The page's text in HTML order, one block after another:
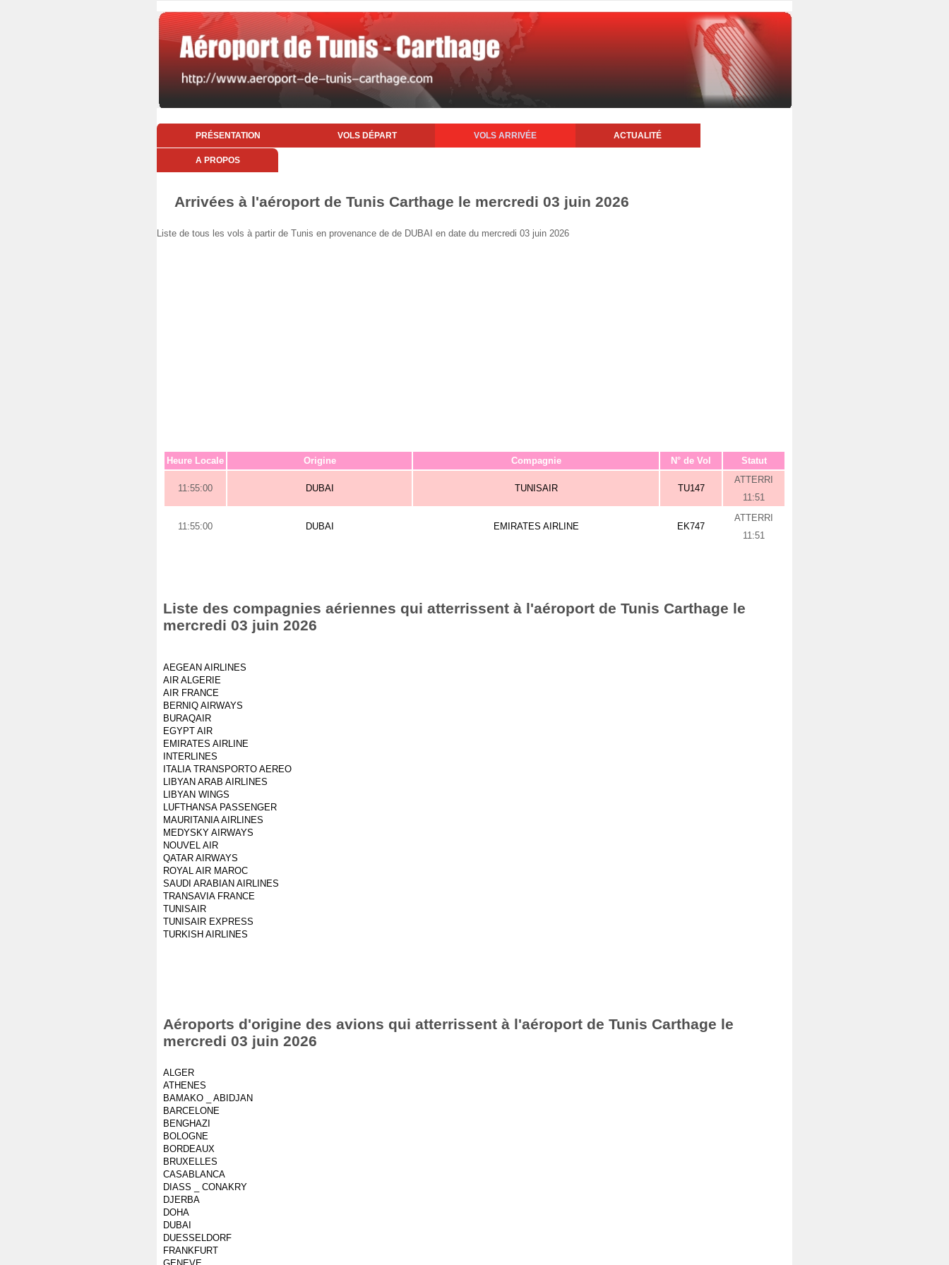
PRÉSENTATION VOLS DÉPART VOLS ARRIVÉE ACTUALITÉ
A PROPOS
Arrivées à l'aéroport de Tunis Carthage le mercredi 03 juin 2026
Liste de tous les vols à partir de Tunis en provenance de de DUBAI en date du mercredi 03 juin 2026
Heure Locale Origine Compagnie N° de Vol Statut
11:55:00 DUBAI TUNISAIR TU147
ATTERRI
11:51
11:55:00 DUBAI EMIRATES AIRLINE EK747
ATTERRI
11:51
Liste des compagnies aériennes qui atterrissent à l'aéroport de Tunis Carthage le
mercredi 03 juin 2026
AEGEAN AIRLINES
AIR ALGERIE
AIR FRANCE
BERNIQ AIRWAYS
BURAQAIR
EGYPT AIR
EMIRATES AIRLINE
INTERLINES
ITALIA TRANSPORTO AEREO
LIBYAN ARAB AIRLINES
LIBYAN WINGS
LUFTHANSA PASSENGER
MAURITANIA AIRLINES
MEDYSKY AIRWAYS
NOUVEL AIR
QATAR AIRWAYS
ROYAL AIR MAROC
SAUDI ARABIAN AIRLINES
TRANSAVIA FRANCE
TUNISAIR
TUNISAIR EXPRESS
TURKISH AIRLINES
Aéroports d'origine des avions qui atterrissent à l'aéroport de Tunis Carthage le
mercredi 03 juin 2026
ALGER
ATHENES
BAMAKO _ ABIDJAN
BARCELONE
BENGHAZI
BOLOGNE
BORDEAUX
BRUXELLES
CASABLANCA
DIASS _ CONAKRY
DJERBA
DOHA
DUBAI
DUESSELDORF
FRANKFURT